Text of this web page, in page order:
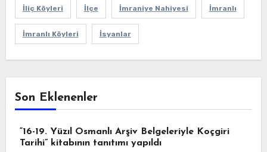
İliç Köyleri İlçe İmraniye Nahiyesi İmranlı
İmranlı Köyleri İsyanlar
Son Eklenenler
“16-19. Yüzıl Osmanlı Arşiv Belgeleriyle Koçgiri
Tarihi” kitabının tanıtımı yapıldı